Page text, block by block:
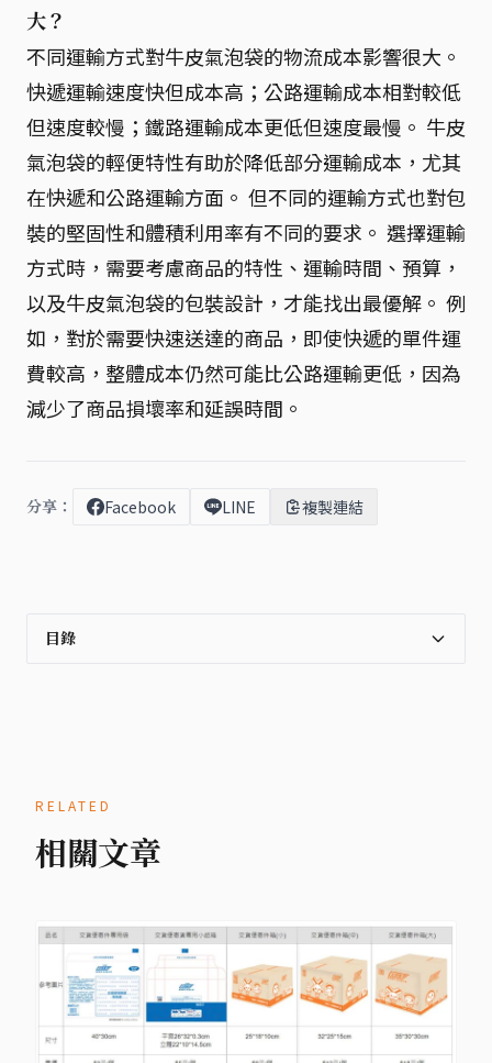
大？
不同運輸方式對牛皮氣泡袋的物流成本影響很大。
快遞運輸速度快但成本高；公路運輸成本相對較低
但速度較慢；鐵路運輸成本更低但速度最慢。 牛皮
氣泡袋的輕便特性有助於降低部分運輸成本，尤其
在快遞和公路運輸方面。 但不同的運輸方式也對包
裝的堅固性和體積利用率有不同的要求。 選擇運輸
方式時，需要考慮商品的特性、運輸時間、預算，
以及牛皮氣泡袋的包裝設計，才能找出最優解。 例
如，對於需要快速送達的商品，即使快遞的單件運
費較高，整體成本仍然可能比公路運輸更低，因為
減少了商品損壞率和延誤時間。
分享： Facebook LINE 複製連結
目錄
RELATED
相關文章